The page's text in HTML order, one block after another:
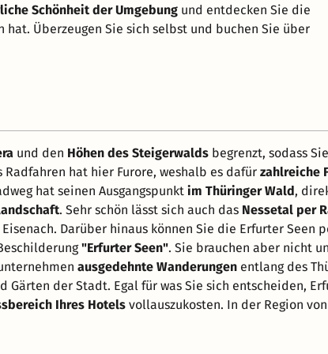
Schönheit der Umgebung und entdecken Sie die
Überzeugen Sie sich selbst und buchen Sie über
und den Höhen des Steigerwalds begrenzt, sodass
Radfahren hat hier Furore, weshalb es dafür zahlreiche
hat seinen Ausgangspunkt im Thüringer Wald,
. Sehr schön lässt sich auch das Nessetal per
Darüber hinaus können Sie die Erfurter Seen
"Erfurter Seen". Sie brauchen aber nicht
ausgedehnte Wanderungen entlang des
Gärten der Stadt. Egal für was Sie sich entscheiden,
Ihres Hotels vollauszukosten. In der Region